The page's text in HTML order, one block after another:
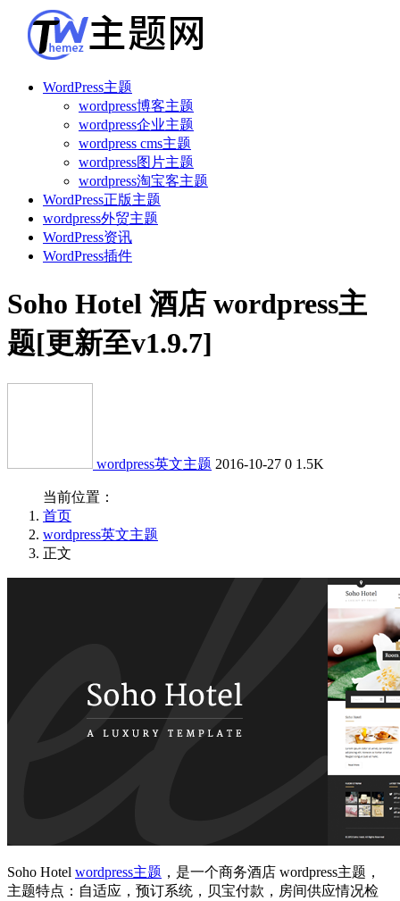
WordPress主题
wordpress博客主题
wordpress企业主题
wordpress cms主题
wordpress图片主题
wordpress淘宝客主题
WordPress正版主题
wordpress外贸主题
WordPress资讯
WordPress插件
Soho Hotel 酒店 wordpress主
题[更新至v1.9.7]
wordpress英文主题 2016-10-27 0 1.5K
当前位置：
首页
wordpress英文主题
正文
Soho Hotel wordpress主题 ，是一个商务酒店 wordpress主题，
主题特点：自适应，预订系统，贝宝付款，房间供应情况检